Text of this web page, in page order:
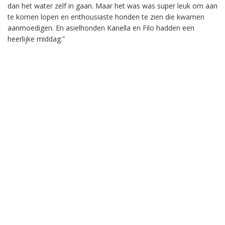
dan het water zelf in gaan. Maar het was was super leuk om aan
te komen lopen en enthousiaste honden te zien die kwamen
aanmoedigen. En asielhonden Kanella en Filo hadden een
heerlijke middag.”